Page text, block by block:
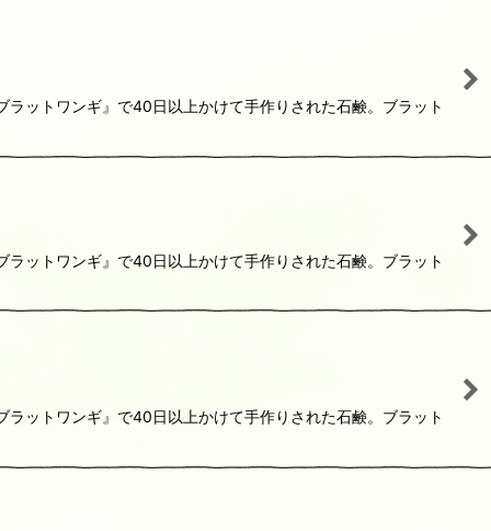
ットワンギ』で40日以上かけて手作りされた石鹸。ブラット
ットワンギ』で40日以上かけて手作りされた石鹸。ブラット
ットワンギ』で40日以上かけて手作りされた石鹸。ブラット